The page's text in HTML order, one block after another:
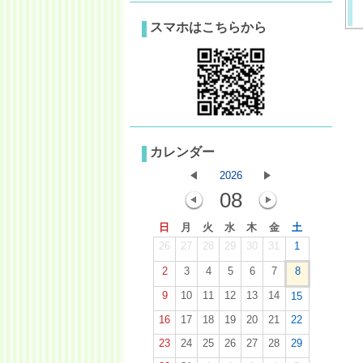
スマホはこちらから
カレンダー
2026
08
日 月 火 水 木 金
土
26
27 28 29 30 31 1
2 3 4 5 6 7
8
9
10 11 12 13 14
15
16
17 18 19 20 21
22
23
24 25 26 27 28
29